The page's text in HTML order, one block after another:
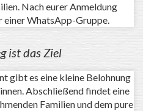
Nach eurer Anmeldung
WhatsApp-Gruppe.
ist das Ziel
gibt es eine kleine Belohnung
Abschließend findet eine
Familien und dem pure